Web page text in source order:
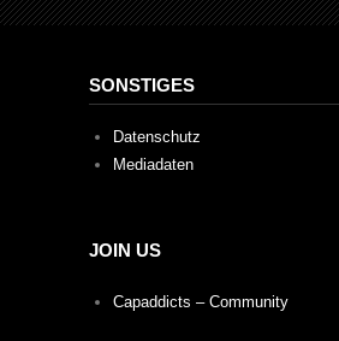
SONSTIGES
Datenschutz
Mediadaten
JOIN US
Capaddicts – Community